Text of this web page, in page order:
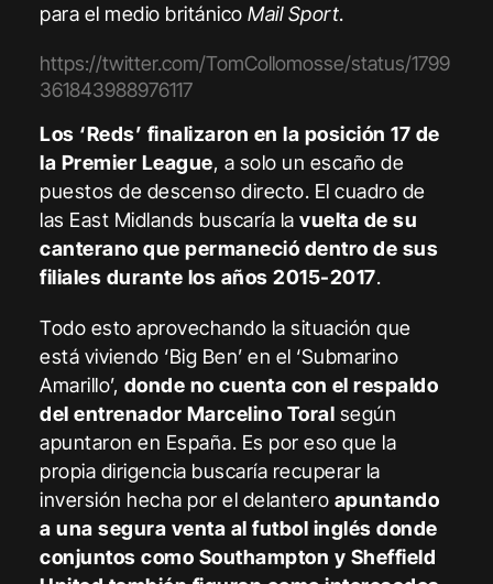
para el medio británicoMail Sport.
https://twitter.com/TomCollomosse/status/1799
361843988976117
Los ‘Reds’ finalizaron en la posición 17 de
la Premier League, a solo un escaño de
puestos de descenso directo. El cuadro de
las East Midlands buscaría lavuelta de su
canterano que permaneció dentro de sus
filiales durante los años 2015-2017.
Todo esto aprovechando la situación que
está viviendo ‘Big Ben’ en el ‘Submarino
Amarillo’, donde no cuenta con el respaldo
del entrenador Marcelino Toral según
apuntaron en España. Es por eso que la
propia dirigencia buscaría recuperar la
inversión hecha por el delantero apuntando
a una segura venta al futbol inglés donde
conjuntos como Southampton y Sheffield